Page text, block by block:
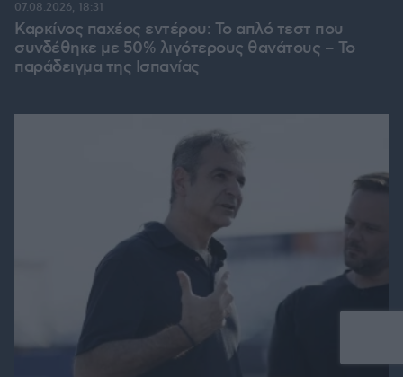
Καρκίνος παχέος εντέρου: Το απλό τεστ που
συνδέθηκε με 50% λιγότερους θανάτους – Το
παράδειγμα της Ισπανίας
07.08.2026, 18:31